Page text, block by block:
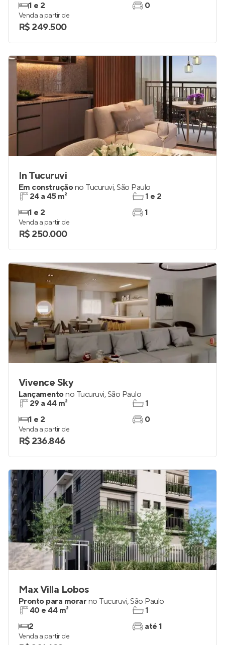
1 e 2
0
Venda a partir de
R$ 249.500
In Tucuruvi
Em construçãono Tucuruvi,São Paulo
24 a 45 m²
1 e 2
1 e 2
1
Venda a partir de
R$ 250.000
Vivence Sky
Lançamentono Tucuruvi,São Paulo
29 a 44 m²
1 e 2
1
0
Venda a partir de
R$ 236.846
Max Villa Lobos
Pronto para morar no Tucuruvi,São Paulo
40 e 44 m²
2
1
até 1
Venda a partir de